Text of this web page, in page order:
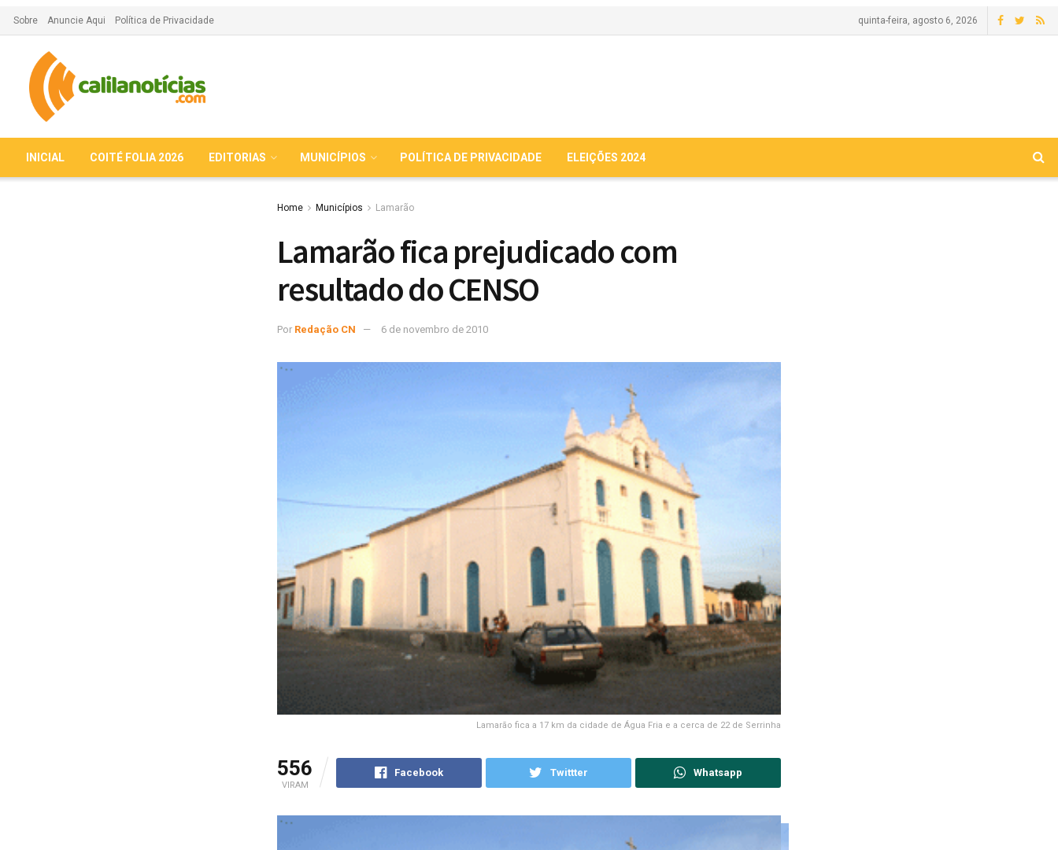
Sobre Anuncie Aqui Política de Privacidade quinta-feira, agosto 6, 2026
INICIAL COITÉ FOLIA 2026 EDITORIAS MUNICÍPIOS POLÍTICA DE PRIVACIDADE ELEIÇÕES 2024
Home Municípios Lamarão
Lamarão fica prejudicado com
resultado do CENSO
Por Redação CN 6 de novembro de 2010
Lamarão fica a 17 km da cidade de Água Fria e a cerca de 22 de Serrinha
556
VIRAM
Facebook Twittter Whatsapp